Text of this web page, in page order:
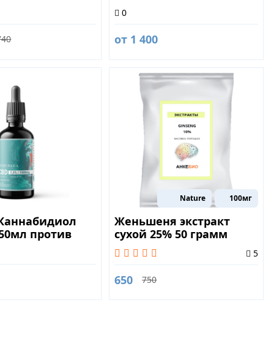
0
от 1 400
против
Nature 100мг
Женьшеня экстракт
сухой 25% 50 грамм
Ginseng
5
650 750